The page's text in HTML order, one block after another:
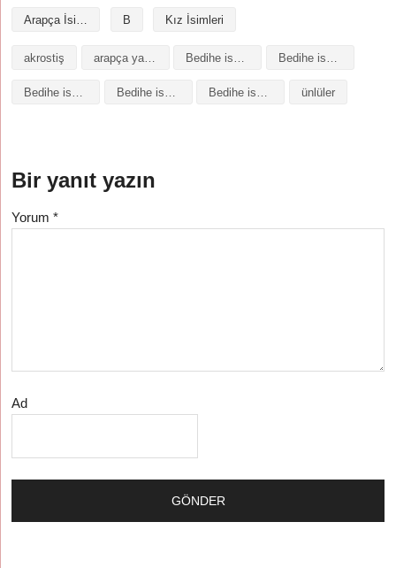
Arapça İsimler B Kız İsimleri
akrostiş arapça yazılışı
Bedihe isminin baş harfleriyle şiir Bedihe isminin kökeni Bedihe isminin numerolojisi ünlüler
Bir yanıt yazın
Yorum*
Ad